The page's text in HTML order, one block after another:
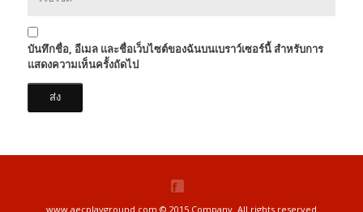
บันทึกชื่อ, อีเมล และชื่อเว็บไซต์ของฉันบนเบราว์เซอร์นี้ สำหรับการ
แสดงความเห็นครั้งถัดไป
www.aecplayground.com © 2015 Company. All rights reserved